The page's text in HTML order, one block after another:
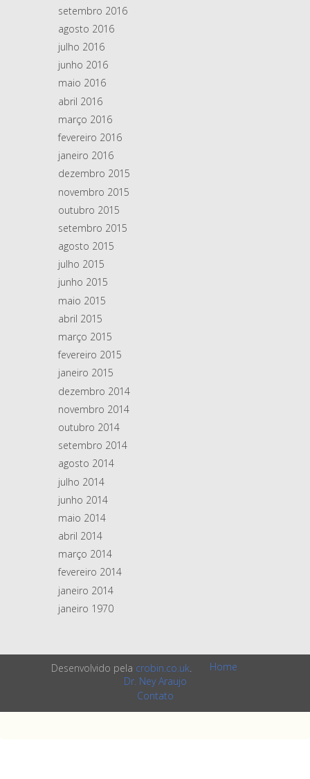
setembro 2016
agosto 2016
julho 2016
junho 2016
maio 2016
abril 2016
março 2016
fevereiro 2016
janeiro 2016
dezembro 2015
novembro 2015
outubro 2015
setembro 2015
agosto 2015
julho 2015
junho 2015
maio 2015
abril 2015
março 2015
fevereiro 2015
janeiro 2015
dezembro 2014
novembro 2014
outubro 2014
setembro 2014
agosto 2014
julho 2014
junho 2014
maio 2014
abril 2014
março 2014
fevereiro 2014
janeiro 2014
janeiro 1970
Desenvolvido pela crobin.co.uk.
Home
Dr. Ney Araujo
Contato